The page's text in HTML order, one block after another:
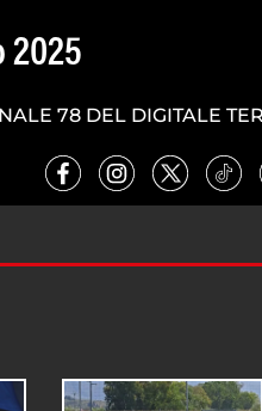
2025
78 DEL DIGITALE